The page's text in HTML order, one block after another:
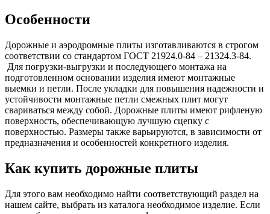
Особенности
Дорожные и аэродромные плиты изготавливаются в строгом
соответствии со стандартом ГОСТ 21924.0-84 – 21324.3-84.
Для погрузки-выгрузки и последующего монтажа на
подготовленном основании изделия имеют монтажные
выемки и петли. После укладки для повышения надежности и
устойчивости монтажные петли смежных плит могут
свариваться между собой. Дорожные плиты имеют рифленую
поверхность, обеспечивающую лучшую сцепку с
поверхностью. Размеры также варьируются, в зависимости от
предназначения и особенностей конкретного изделия.
Как купить дорожные плиты
Для этого вам необходимо найти соответствующий раздел на
нашем сайте, выбрать из каталога необходимое изделие. Если